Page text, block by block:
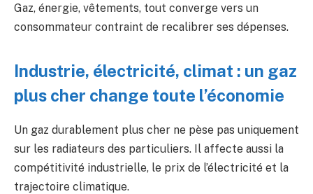
Gaz, énergie, vêtements, tout converge vers un
consommateur contraint de recalibrer ses dépenses.
Industrie, électricité, climat : un gaz
plus cher change toute l’économie
Un gaz durablement plus cher ne pèse pas uniquement
sur les radiateurs des particuliers. Il affecte aussi la
compétitivité industrielle, le prix de l’électricité et la
trajectoire climatique.